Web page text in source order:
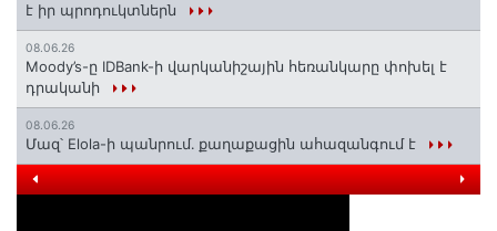
է իր պրոդուկտներն
08.06.26
Moody’s-ը IDBank-ի վարկանիշային հեռանկարը փոխել է
դրականի
08.06.26
Մազ՝ Elola-ի պանրում․ քաղաքացին ահազանգում է